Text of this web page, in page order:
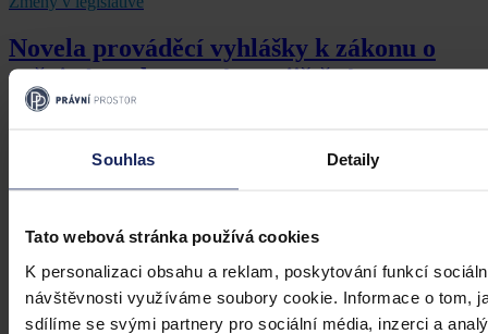
Souhlas Detaily
Tato webová stránka používá cookies
K personalizaci obsahu a reklam, poskytování funkcí
návštěvnosti využíváme soubory cookie. Informace o tom,
sdílíme se svými partnery pro sociální média, inzerci a
Novela prováděcí vyhlášky k zákonu o
veřejném zdravotním pojištění
zákona o veřejném zdravotním pojištění, ve znění pozdějších